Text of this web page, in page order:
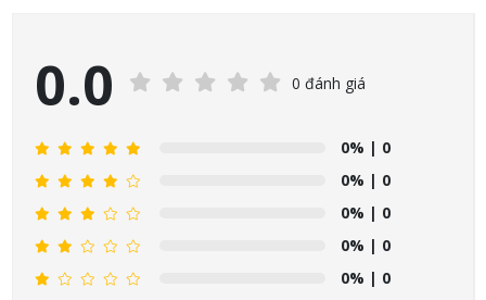
0.0 0 đánh giá
0% | 0
0% | 0
0% | 0
0% | 0
0% | 0